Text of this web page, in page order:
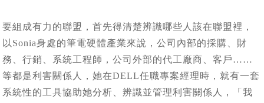
要組成有力的聯盟，首先得清楚辨識哪些人該在聯盟裡，
以Sonia身處的筆電硬體產業來說，公司內部的採購、財
務、行銷、系統工程師，公司外部的代工廠商、客戶……
等都是利害關係人，她在DELL任職專案經理時，就有一套
系統性的工具協助她分析、辨識並管理利害關係人，「我